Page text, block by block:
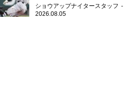
メージを与えることができた四
球」
ショウアップナイタースタッフ
2026.08.05